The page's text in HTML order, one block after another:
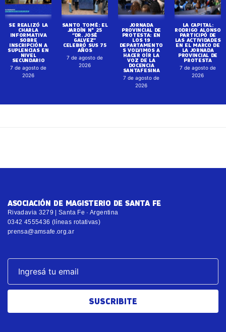
SE REALIZÓ LA
CHARLA
INFORMATIVA
SOBRE
INSCRIPCIÓN A
SUPLENCIAS EN
NIVEL
SECUNDARIO
7 de agosto de
2026
SANTO TOMÉ: EL
JARDÍN N° 25
“DR. JOSÉ
GALVEZ”
CELEBRÓ SUS 75
AÑOS
7 de agosto de
2026
JORNADA
PROVINCIAL DE
PROTESTA: EN
LOS 19
DEPARTAMENTO
S VOLVIMOS A
HACER OÍR LA
VOZ DE LA
DOCENCIA
SANTAFESINA
7 de agosto de
2026
LA CAPITAL:
RODRIGO ALONSO
PARTICIPÓ DE
LAS ACTIVIDADES
EN EL MARCO DE
LA JORNADA
PROVINCIAL DE
PROTESTA
7 de agosto de
2026
ASOCIACIÓN DE MAGISTERIO DE SANTA FE
Rivadavia 3279 | Santa Fe · Argentina
0342 4555436 (líneas rotativas)
prensa@amsafe.org.ar
SUSCRIBITE